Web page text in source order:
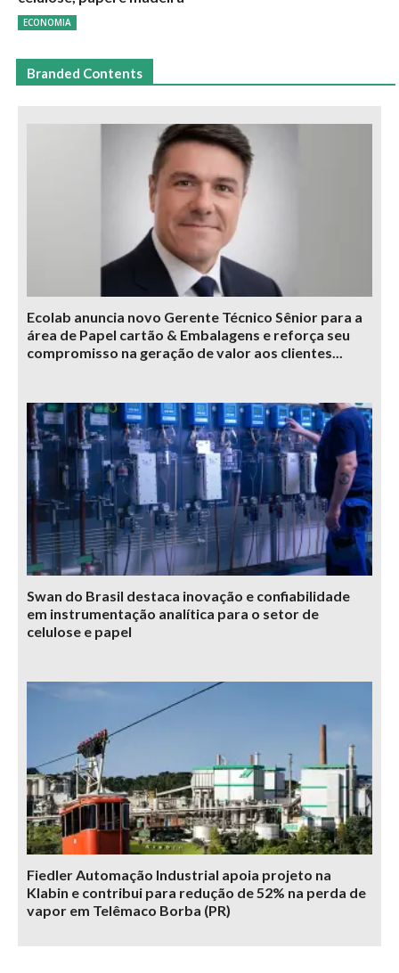
ECONOMIA
Branded Contents
Ecolab anuncia novo Gerente Técnico Sênior para a
área de Papel cartão & Embalagens e reforça seu
compromisso na geração de valor aos clientes...
Swan do Brasil destaca inovação e confiabilidade
em instrumentação analítica para o setor de
celulose e papel
Fiedler Automação Industrial apoia projeto na
Klabin e contribui para redução de 52% na perda de
vapor em Telêmaco Borba (PR)